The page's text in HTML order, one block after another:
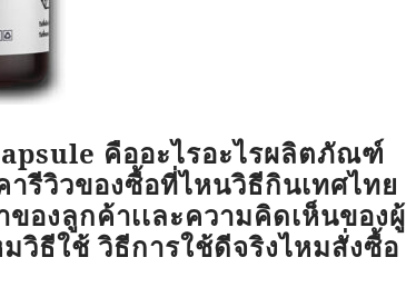
คืออะไรอะไรผลิตภัณฑ์
รีวิวของซื้อที่ไหนวิธีกินเทศไทย
องลูกค้าเเละความคิดเห็นของผู้
วิธีใช้ วิธีการใช้ดีจริงไหมสั่งซื้อ